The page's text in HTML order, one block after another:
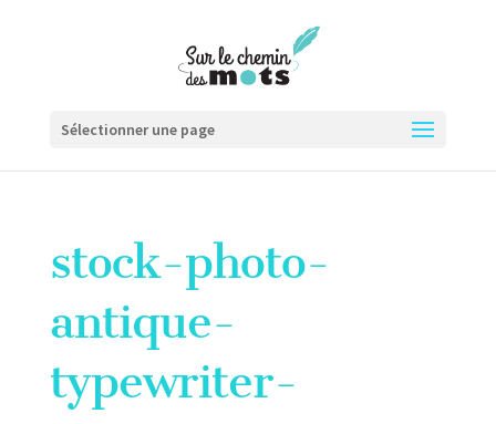
Sélectionner une page
stock-photo-
antique-
typewriter-